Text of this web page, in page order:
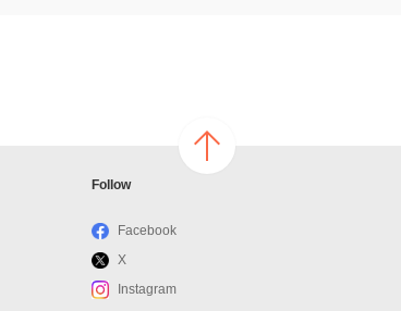
Follow
Facebook
X
Instagram